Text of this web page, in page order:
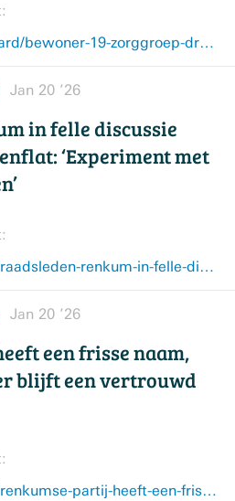
www.ad.nl/lingewaard/bewoner-19-zorggroep-dreigt-volgens-manager-met-steken-en-moorden-rechter-spreekt-hem-vrij~af6dec81/
Jan 20 ’26
in felle discussie
‘Experiment met
www.ad.nl/renkum/raadsleden-renkum-in-felle-discussie-over-azc-bij-ouderenflat-experiment-met-kwetsbare-ouderen~ad267496/
Jan 20 ’26
een frisse naam,
blijft een vertrouwd
www.ad.nl/renkum/renkumse-partij-heeft-een-frisse-naam-maar-de-lijstrekker-blijft-een-vertrouwd-gezicht~aec01298/